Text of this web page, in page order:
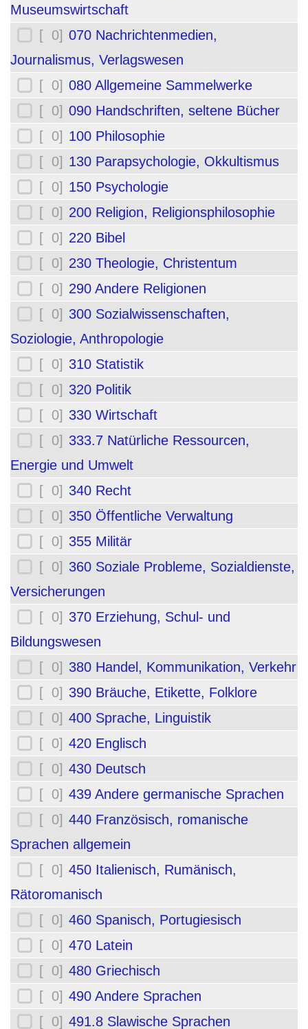
Museumswirtschaft
[ 0] 070 Nachrichtenmedien,
Journalismus, Verlagswesen
[ 0] 080 Allgemeine Sammelwerke
[ 0] 090 Handschriften, seltene Bücher
[ 0] 100 Philosophie
[ 0] 130 Parapsychologie, Okkultismus
[ 0] 150 Psychologie
[ 0] 200 Religion, Religionsphilosophie
[ 0] 220 Bibel
[ 0] 230 Theologie, Christentum
[ 0] 290 Andere Religionen
[ 0] 300 Sozialwissenschaften,
Soziologie, Anthropologie
[ 0] 310 Statistik
[ 0] 320 Politik
[ 0] 330 Wirtschaft
[ 0] 333.7 Natürliche Ressourcen,
Energie und Umwelt
[ 0] 340 Recht
[ 0] 350 Öffentliche Verwaltung
[ 0] 355 Militär
[ 0] 360 Soziale Probleme, Sozialdienste,
Versicherungen
[ 0] 370 Erziehung, Schul- und
Bildungswesen
[ 0] 380 Handel, Kommunikation, Verkehr
[ 0] 390 Bräuche, Etikette, Folklore
[ 0] 400 Sprache, Linguistik
[ 0] 420 Englisch
[ 0] 430 Deutsch
[ 0] 439 Andere germanische Sprachen
[ 0] 440 Französisch, romanische
Sprachen allgemein
[ 0] 450 Italienisch, Rumänisch,
Rätoromanisch
[ 0] 460 Spanisch, Portugiesisch
[ 0] 470 Latein
[ 0] 480 Griechisch
[ 0] 490 Andere Sprachen
[ 0] 491.8 Slawische Sprachen